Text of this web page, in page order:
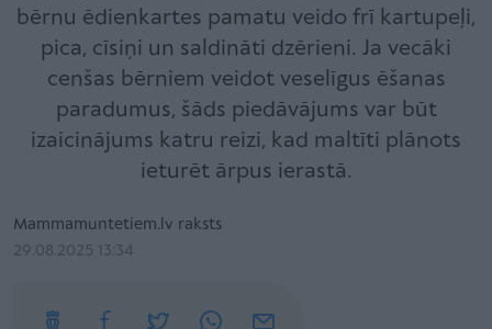
bērnu ēdienkartes pamatu veido frī kartupeļi,
pica, cīsiņi un saldināti dzērieni. Ja vecāki
cenšas bērniem veidot veselīgus ēšanas
paradumus, šāds piedāvājums var būt
izaicinājums katru reizi, kad maltīti plānots
ieturēt ārpus ierastā.
Mammamuntetiem.lv raksts
29.08.2025 13:34